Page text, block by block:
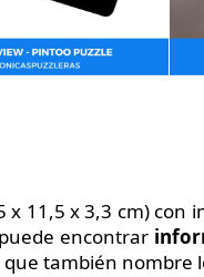
x 11,5 x 3,3 cm) con
encontrar
también nombre